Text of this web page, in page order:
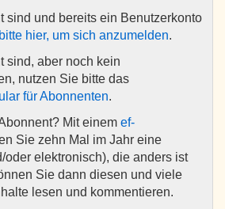
sind und bereits ein Benutzerkonto
hier, um sich anzumelden.
sind, aber noch kein
nutzen Sie bitte das
für Abonnenten.
Mit einem ef-
Sie zehn Mal im Jahr eine
oder elektronisch), die anders ist
Sie dann diesen und viele
lesen und kommentieren.